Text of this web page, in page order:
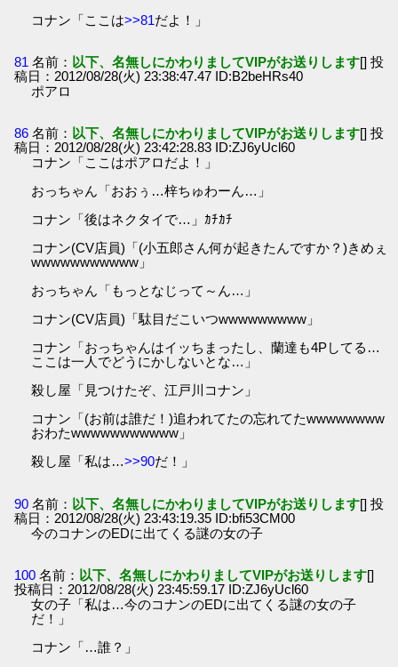
コナン「ここは>>81だよ！」
81 名前： 以下、名無しにかわりましてVIPがお送りします[] 投
稿日：2012/08/28(火) 23:38:47.47 ID:B2beHRs40
ポアロ
86 名前： 以下、名無しにかわりましてVIPがお送りします[] 投
稿日：2012/08/28(火) 23:42:28.83 ID:ZJ6yUcl60
コナン「ここはポアロだよ！」
おっちゃん「おおぅ…梓ちゅわーん…」
コナン「後はネクタイで…」ｶﾁｶﾁ
コナン(CV店員)「(小五郎さん何が起きたんですか？)きめぇ
wwwwwwwwwww」
おっちゃん「もっとなじって～ん…」
コナン(CV店員)「駄目だこいつwwwwwwwww」
コナン「おっちゃんはイッちまったし、蘭達も4Pしてる…
ここは一人でどうにかしないとな…」
殺し屋「見つけたぞ、江戸川コナン」
コナン「(お前は誰だ！)追われてたの忘れてたwwwwwwww
おわたwwwwwwwwwww」
殺し屋「私は…>>90だ！」
90 名前： 以下、名無しにかわりましてVIPがお送りします[] 投
稿日：2012/08/28(火) 23:43:19.35 ID:bfi53CM00
今のコナンのEDに出てくる謎の女の子
100 名前： 以下、名無しにかわりましてVIPがお送りします[]
投稿日：2012/08/28(火) 23:45:59.17 ID:ZJ6yUcl60
女の子「私は…今のコナンのEDに出てくる謎の女の子
だ！」
コナン「…誰？」